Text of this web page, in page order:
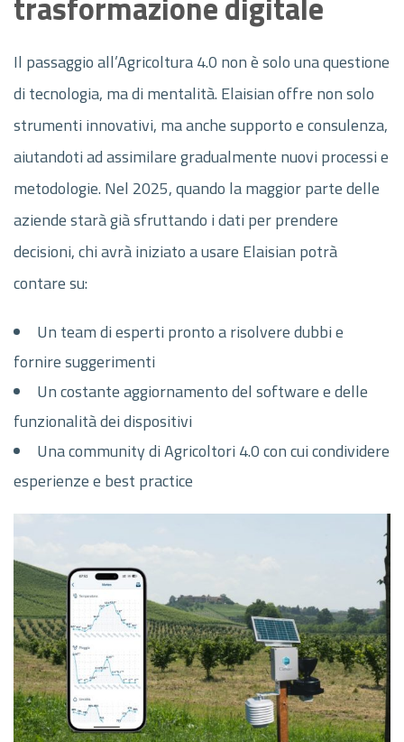
Il passaggio all’Agricoltura 4.0 non è solo una questione
di tecnologia, ma di mentalità. Elaisian offre non solo
strumenti innovativi, ma anche supporto e consulenza,
aiutandoti ad assimilare gradualmente nuovi processi e
metodologie. Nel 2025, quando la maggior parte delle
aziende starà già sfruttando i dati per prendere
decisioni, chi avrà iniziato a usare Elaisian potrà
contare su:
Un team di esperti pronto a risolvere dubbi e
fornire suggerimenti
Un costante aggiornamento del software e delle
funzionalità dei dispositivi
Una community di Agricoltori 4.0 con cui condividere
esperienze e best practice